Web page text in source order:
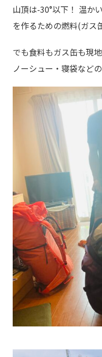
山頂は-30°以下！ 温か
を作るための燃料(ガス
でも食料もガス缶も現
ノーシュー・寝袋などの